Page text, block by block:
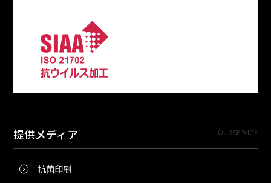
提供メディア OUR SERVICE
抗菌印刷